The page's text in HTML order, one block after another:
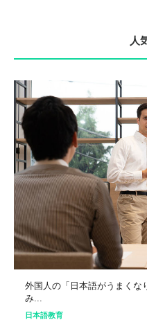
人
外国人の「日本語がうまくな
み...
日本語教育